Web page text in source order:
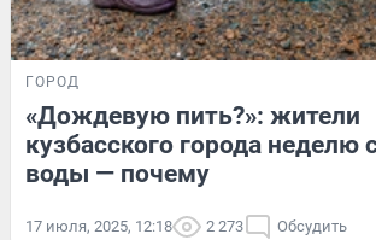
ГОРОД
«Дождевую пить?»: жители
кузбасского города неделю
воды — почему
17 июля, 2025, 12:18 2 273 Обсудить